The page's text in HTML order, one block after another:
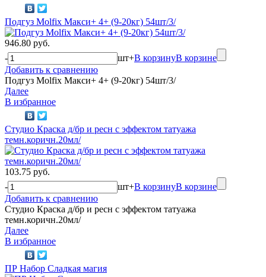
Подгуз Molfix Макси+ 4+ (9-20кг) 54шт/3/
946.80 руб.
-
шт+В корзинуВ корзине
Добавить к сравнению
Подгуз Molfix Макси+ 4+ (9-20кг) 54шт/3/
Далее
В избранное
Студио Краска д/бр и ресн с эффектом татуажа
темн.коричн.20мл/
103.75 руб.
-
шт+В корзинуВ корзине
Добавить к сравнению
Студио Краска д/бр и ресн с эффектом татуажа
темн.коричн.20мл/
Далее
В избранное
ПР Набор Сладкая магия